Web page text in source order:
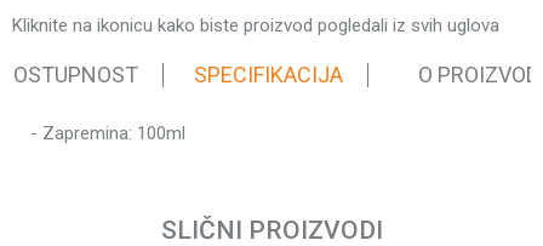
Kliknite na ikonicu kako biste proizvod pogledali iz svih uglova
SPECIFIKACIJA O
Karakteristika
- Zapremina: 100ml
SLIČNI PROIZVODI